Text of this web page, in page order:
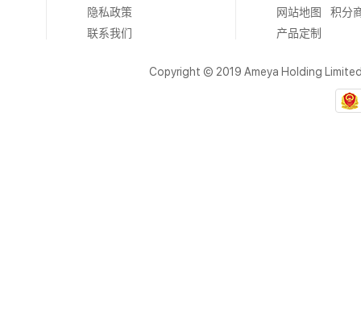
隐私政策
联系我们
网站地图
积分
产品定制
Copyright © 2019 Ameya Holding